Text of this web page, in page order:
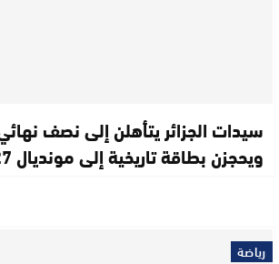
سيدات الجزائر يتأهلن إلى نصف
ويحجزن بطاقة تاريخية إلى مونديال 2027
رياضة